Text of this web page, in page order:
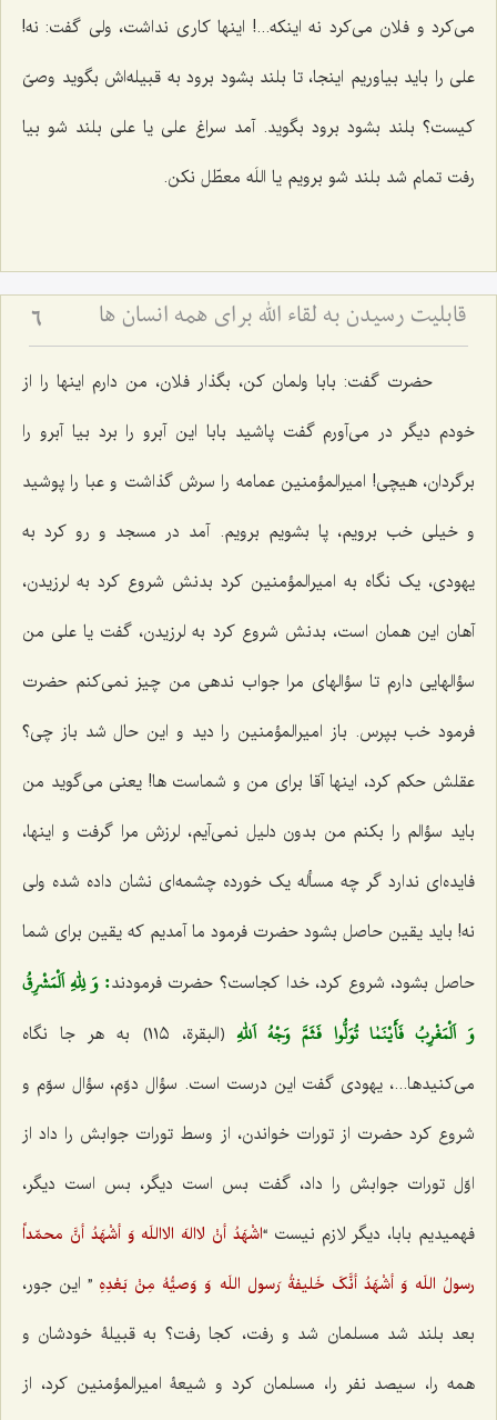
می‌کرد و فلان می‌کرد نه اینکه...! اینها کاری نداشت، ولی گفت: نه!
علی را باید بیاوریم اینجا، تا بلند بشود برود به قبیله‌اش بگوید وصیّ
کیست؟ بلند بشود برود بگوید. آمد سراغ علی یا علی بلند شو بیا
رفت تمام شد بلند شو برویم یا اللَه معطّل نکن.
قابلیت رسیدن به لقاء اللَه برای همه انسان ها 6
حضرت گفت: بابا ولمان کن، بگذار فلان، من دارم اینها را از
خودم دیگر در می‌آورم گفت پاشید بابا این آبرو را برد بیا آبرو را
برگردان، هیچی! امیرالمؤمنین عمامه را سرش گذاشت و عبا را پوشید
و خیلی خب برویم، پا بشویم برویم. آمد در مسجد و رو کرد به
یهودی، یک نگاه به امیرالمؤمنین کرد بدنش شروع کرد به لرزیدن،
آهان این همان است، بدنش شروع کرد به لرزیدن، گفت یا علی من
سؤالهایی دارم تا سؤالهای مرا جواب ندهی من چیز نمی‌کنم حضرت
فرمود خب بپرس. باز امیرالمؤمنین را دید و این حال شد باز چی؟
عقلش حکم کرد، اینها آقا برای من و شماست ها! یعنی می‌گوید من
باید سؤالم را بکنم من بدون دلیل نمی‌آیم، لرزش مرا گرفت و اینها،
فایده‌ای ندارد گر چه مسأله یک خورده چشمه‌ای نشان داده شده ولی
نه! باید یقین حاصل بشود حضرت فرمود ما آمدیم که یقین برای شما
حاصل بشود، شروع کرد، خدا کجاست؟ حضرت فرمودند: وَ لِلّٰهِ اَلْمَشْرِقُ
وَ اَلْمَغْرِبُ فَأَيْنَمٰا تُوَلُّوا فَثَمَّ وَجْهُ اَللّٰهِ
﴿البقرة، ١١٥﴾ به هر جا نگاه
می‌کنیدها...، یهودی گفت این درست است. سؤال دوّم، سؤال سوّم و
شروع کرد حضرت از تورات خواندن، از وسط تورات جوابش را داد از
اوّل تورات جوابش را داد، گفت بس است دیگر، بس است دیگر،
فهمیدیم بابا، دیگر لازم نیست “اشْهَدُ أنْ لاالهَ الااللَه وَ أشْهَدُ أنَّ محمّداً
رسولُ اللَه وَ أشْهَدُ أنَّکَ خَلیفةُ رَسول اللَه وَ وَصیُّهُ مِنْ بَعْدِهِ ” این جور،
بعد بلند شد مسلمان شد و رفت، کجا رفت؟ به قبیلۀ خودشان و
همه را، سیصد نفر را، مسلمان کرد و شیعۀ امیرالمؤمنین کرد، از